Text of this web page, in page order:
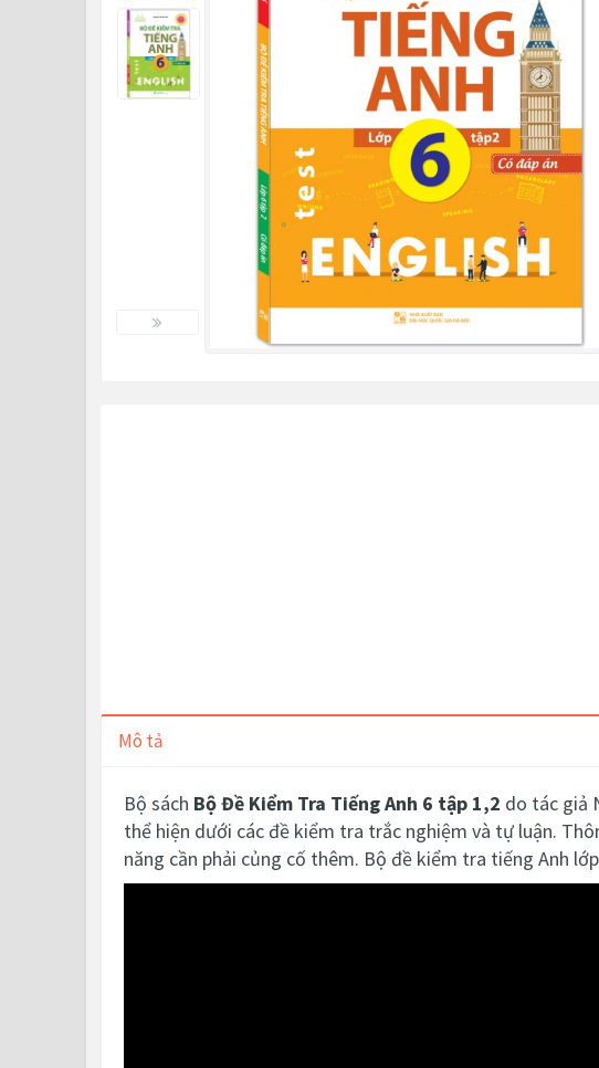
Mô tả
Bộ sách Bộ Đề Kiểm Tra Tiếng Anh 6 tập 1,2 do tác giả
thể hiện dưới các đề kiểm tra trắc nghiệm và tự luận.
năng cần phải củng cố thêm. Bộ đề kiểm tra tiếng Anh